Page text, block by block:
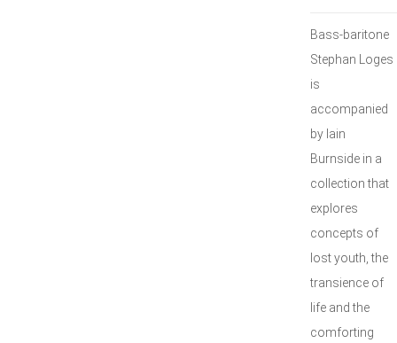
Bass-baritone
Stephan Loges
is
accompanied
by Iain
Burnside in a
collection that
explores
concepts of
lost youth, the
transience of
life and the
comforting